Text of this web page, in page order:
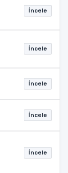
İncele
İncele
İncele
İncele
İncele